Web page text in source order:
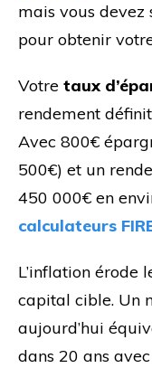
mais vous devez
pour obtenir
Votre taux
rendement
Avec 800€
500€) et un
450 000€ en
calculateurs
L’inflation érode
capital cible. Un
aujourd’hui
dans 20 ans